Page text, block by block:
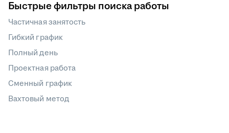
Быстрые фильтры поиска работы
Частичная занятость
Гибкий график
Полный день
Проектная работа
Сменный график
Вахтовый метод